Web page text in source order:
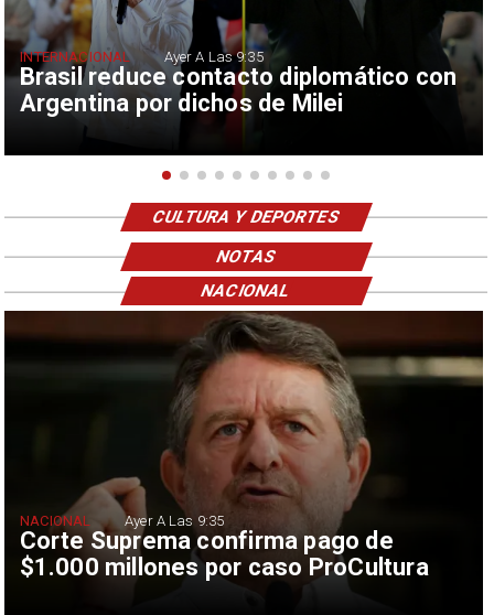
Brasil reduce contacto diplomático con
Argentina por dichos de Milei
INTERNACIONAL Ayer A Las 9:35
CULTURA Y DEPORTES
NOTAS
Corte Suprema confirma pago de
$1.000 millones por caso ProCultura
NACIONAL Ayer A Las 9:35
NACIONAL